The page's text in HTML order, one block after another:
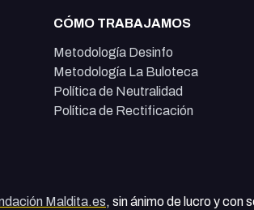
CÓMO TRABAJAMOS
Metodología Desinfo
Metodología La Buloteca
Política de Neutralidad
Política de Rectificación
Maldita.es, sin ánimo de lucro y con